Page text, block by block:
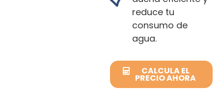
reduce tu
consumo de
agua.
CALCULA EL
PRECIO AHORA